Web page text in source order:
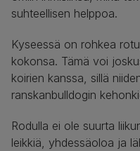
suhteellisen helppoa.
Kyseessä on rohkea
kokonsa. Tämä voi
koirien kanssa, sillä
ranskanbulldogin
Rodulla ei ole suurta
leikkiä, yhdessäoloa ja